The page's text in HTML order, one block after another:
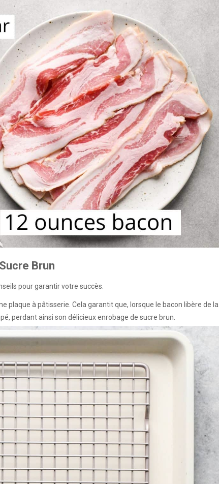
Brun
pour garantir votre succès.
plaque à pâtisserie. Cela garantit que, lorsque le bacon libère de la
perdant ainsi son délicieux enrobage de sucre brun.